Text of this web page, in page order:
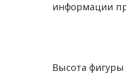
информации
Высота фигуры